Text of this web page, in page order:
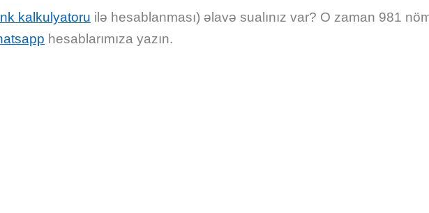
kalkulyatoru ilə hesablanması) əlavə sualınız var? O zaman 981
hesablarımıza yazın.